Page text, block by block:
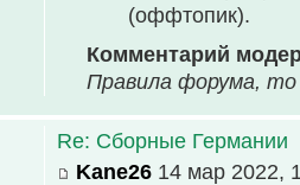
(оффтопик).
Комментарий
Правила форума, то
Re: Сборные Германии
Kane26 14 мар 2022,